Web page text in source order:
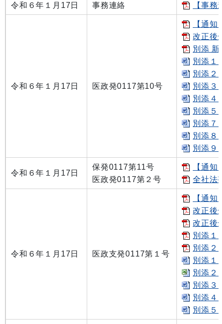
令和６年１月17日 事務連絡 【事
令和６年１月17日 医政発0117第10号
【通
改正後
別添
別添１
別添２
別添３
別添４
別添５
別添７
別添８
別添９
令和６年１月17日
保発0117第11号
医政発0117第２号
【通
全社法
令和６年１月17日 医政支発0117第１号
【通
改正後
改正後
別添１
別添２
別添１
別添２
別添３
別添４
別添５